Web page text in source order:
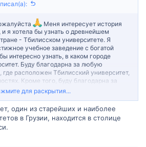
Меня интересует история
и я хотела бы узнать о древнейшем
- Тбилисском университете. Я
учебное заведение с богатой
интересно узнать, в каком городе
Буду благодарна за любую
расположен Тбилисский университет,
Кроме того, буду благодарна за
выпускников Тбилисского
присутствуют на форуме, по поводу
мероприятий или других
в университете. Заранее благодарю
для раскрытия...
один из старейших и наиболее
в Грузии, находится в столице